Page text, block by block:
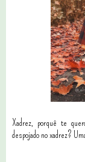
Xadrez, porquê te
despojado no xadrez?